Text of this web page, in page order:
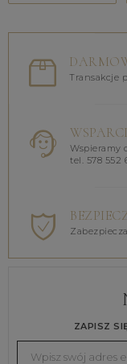
Transakcje
Wspieramy
tel. 578 552
ZAPISZ